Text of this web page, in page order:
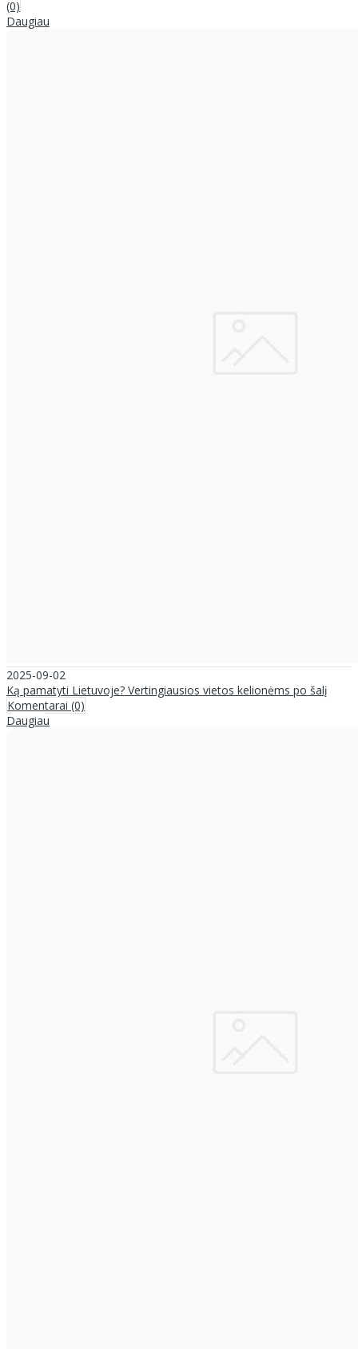
(0)
Daugiau
2025-09-02
Ką pamatyti Lietuvoje? Vertingiausios vietos kelionėms po šalį
Komentarai (0)
Daugiau